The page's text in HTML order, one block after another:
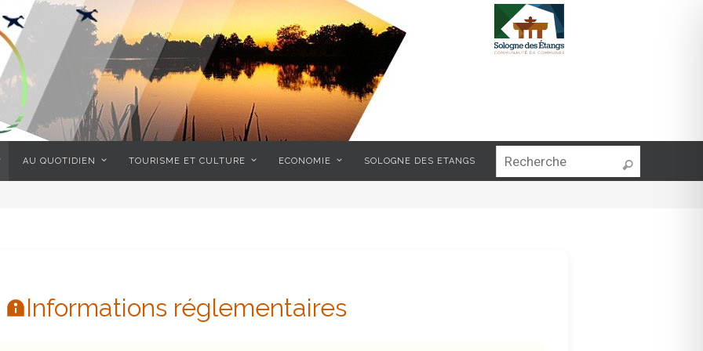
AU QUOTIDIEN TOURISME ET CULTURE ECONOMIE SOLOGNE DES ETANGS Recherche
Informations réglementaires